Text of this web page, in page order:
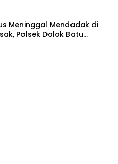
Meninggal Mendadak di
Polsek Dolok Batu
Olah TKP